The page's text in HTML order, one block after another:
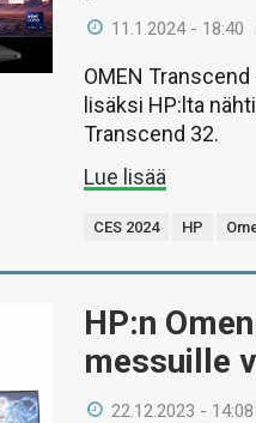
11.1.2024 - 18:40
OMEN
lisäksi HP:lta
Transcend 32.
Lue lisää
CES 2024 HP
HP:n
messuille
22.12.2023 - 14:08